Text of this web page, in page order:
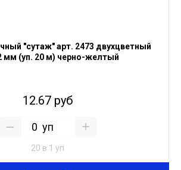
"сутаж" арт. 2473 двухцветный
мм (уп. 20 м) черно-желтый
12.67 руб
уп
20 в 1 уп